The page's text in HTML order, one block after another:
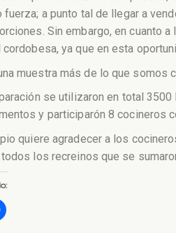
fuerza; a punto tal de llegar a
Sin embargo, en cuanto
cordobesa, ya que en esta
muestra más de lo que somos
se utilizaron en total
y participarón 8 cocineros
quiere agradecer a los
los recreinos que se